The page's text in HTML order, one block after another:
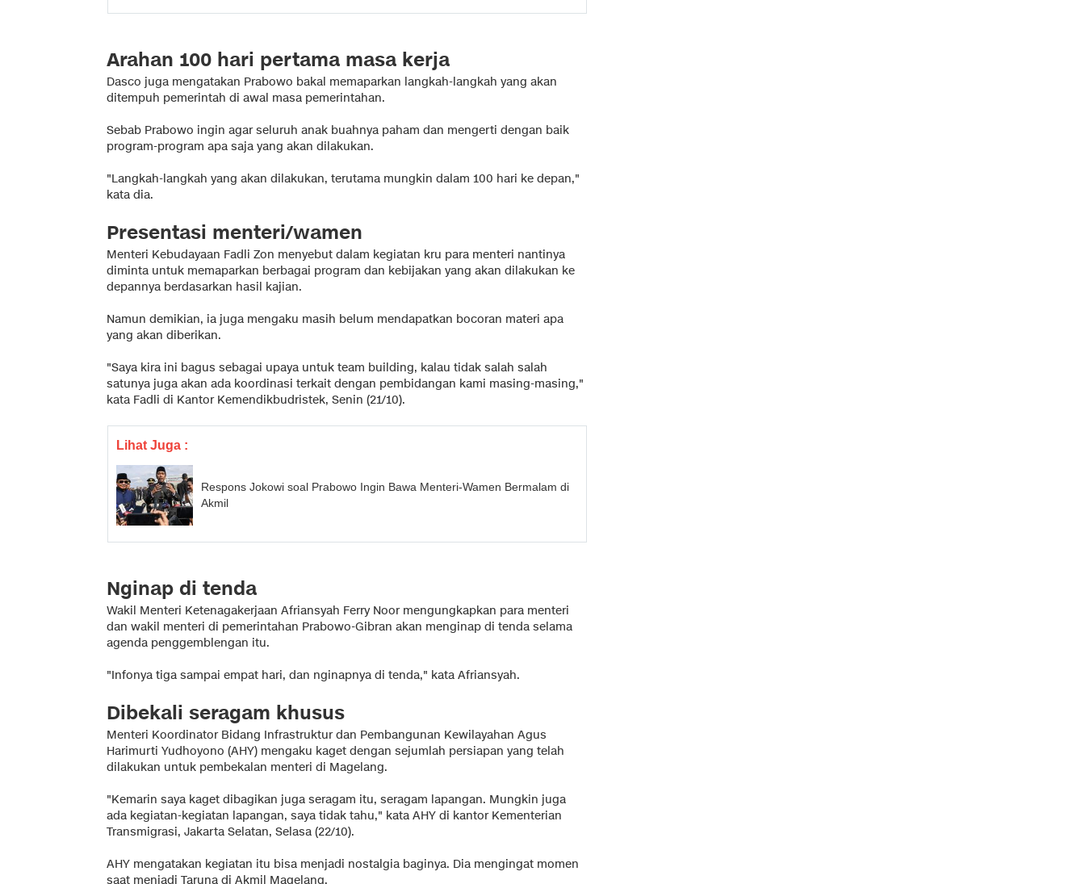
Arahan 100 hari pertama masa kerja
Dasco juga mengatakan Prabowo bakal memaparkan langkah-langkah yang akan
ditempuh pemerintah di awal masa pemerintahan.
Sebab Prabowo ingin agar seluruh anak buahnya paham dan mengerti dengan baik
program-program apa saja yang akan dilakukan.
"Langkah-langkah yang akan dilakukan, terutama mungkin dalam 100 hari ke depan,"
kata dia.
Presentasi menteri/wamen
Menteri Kebudayaan Fadli Zon menyebut dalam kegiatan kru para menteri nantinya
diminta untuk memaparkan berbagai program dan kebijakan yang akan dilakukan ke
depannya berdasarkan hasil kajian.
Namun demikian, ia juga mengaku masih belum mendapatkan bocoran materi apa
yang akan diberikan.
"Saya kira ini bagus sebagai upaya untuk team building, kalau tidak salah salah
satunya juga akan ada koordinasi terkait dengan pembidangan kami masing-masing,"
kata Fadli di Kantor Kemendikbudristek, Senin (21/10).
Lihat Juga :
Respons Jokowi soal Prabowo Ingin Bawa Menteri-Wamen Bermalam di
Akmil
Nginap di tenda
Wakil Menteri Ketenagakerjaan Afriansyah Ferry Noor mengungkapkan para menteri
dan wakil menteri di pemerintahan Prabowo-Gibran akan menginap di tenda selama
agenda penggemblengan itu.
"Infonya tiga sampai empat hari, dan nginapnya di tenda," kata Afriansyah.
Dibekali seragam khusus
Menteri Koordinator Bidang Infrastruktur dan Pembangunan Kewilayahan Agus
Harimurti Yudhoyono (AHY) mengaku kaget dengan sejumlah persiapan yang telah
dilakukan untuk pembekalan menteri di Magelang.
"Kemarin saya kaget dibagikan juga seragam itu, seragam lapangan. Mungkin juga
ada kegiatan-kegiatan lapangan, saya tidak tahu," kata AHY di kantor Kementerian
Transmigrasi, Jakarta Selatan, Selasa (22/10).
AHY mengatakan kegiatan itu bisa menjadi nostalgia baginya. Dia mengingat momen
saat menjadi Taruna di Akmil Magelang.